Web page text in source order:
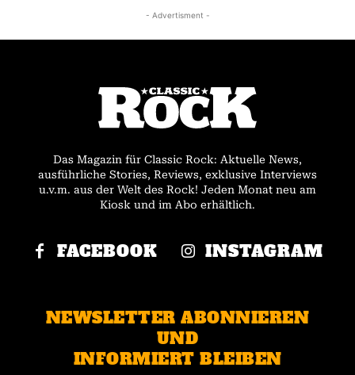
- Advertisment -
Das Magazin für Classic Rock: Aktuelle News,
ausführliche Stories, Reviews, exklusive Interviews
u.v.m. aus der Welt des Rock! Jeden Monat neu am
Kiosk und im Abo erhältlich.
FACEBOOK INSTAGRAM
NEWSLETTER ABONNIEREN
UND
INFORMIERT BLEIBEN